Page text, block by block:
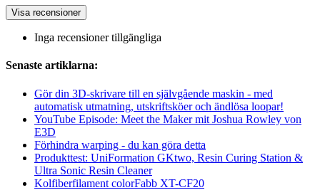
Visa recensioner
Inga recensioner tillgängliga
Senaste artiklarna:
Gör din 3D-skrivare till en självgående maskin - med
automatisk utmatning, utskriftsköer och ändlösa loopar!
YouTube Episode: Meet the Maker mit Joshua Rowley von
E3D
Förhindra warping - du kan göra detta
Produkttest: UniFormation GKtwo, Resin Curing Station &
Ultra Sonic Resin Cleaner
Kolfiberfilament colorFabb XT-CF20